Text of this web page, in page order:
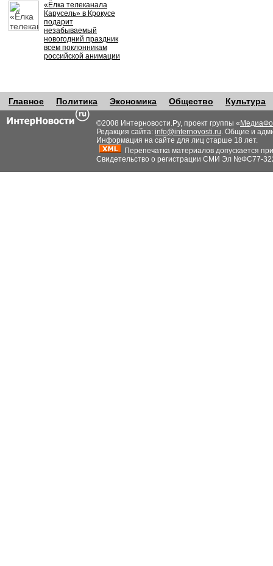
«Ёлка телеканала
Карусель» в Крокусе
подарит
незабываемый
новогодний праздник
всем поклонникам
российской анимации
Главное Политика Экономика Общество Культура
©2008 Интерновости.Ру, проект группы «
Редакция сайта: info@internovosti.ru. Общие и
Информация на сайте для лиц старше 18 лет.
Перепечатка материалов допускается
Свидетельство о регистрации СМИ Эл №ФС77-